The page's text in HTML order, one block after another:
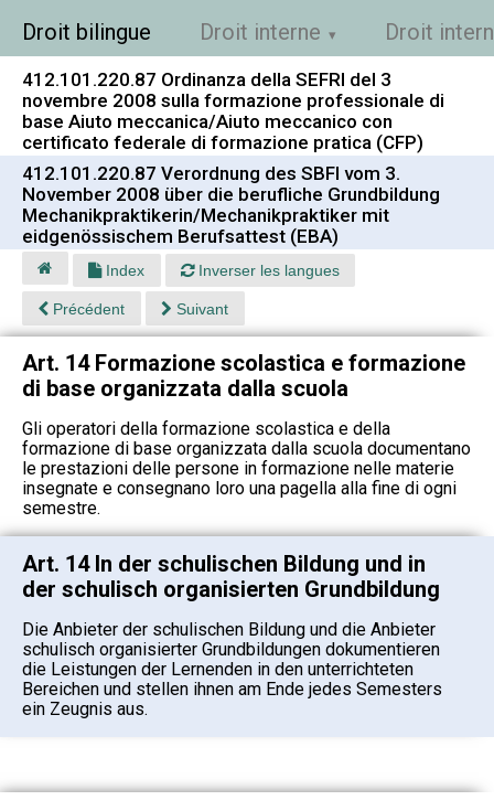
Droit bilingue Droit interne Droit
412.101.220.87 Ordinanza della SEFRI del 3
novembre 2008 sulla formazione professionale di
base Aiuto meccanica/Aiuto meccanico con
certificato federale di formazione pratica (CFP)
412.101.220.87 Verordnung des SBFI vom 3.
November 2008 über die berufliche Grundbildung
Mechanikpraktikerin/Mechanikpraktiker mit
eidgenössischem Berufsattest (EBA)
Index Inverser les langues
Précédent Suivant
Art. 14 Formazione scolastica e formazione
di base organizzata dalla scuola
Gli operatori della formazione scolastica e della
formazione di base organizzata dalla scuola documentano
le prestazioni delle persone in formazione nelle materie
insegnate e consegnano loro una pagella alla fine di ogni
semestre.
Art. 14 In der schulischen Bildung und in
der schulisch organisierten Grundbildung
Die Anbieter der schulischen Bildung und die Anbieter
schulisch organisierter Grundbildungen dokumentieren
die Leistungen der Lernenden in den unterrichteten
Bereichen und stellen ihnen am Ende jedes Semesters
ein Zeugnis aus.